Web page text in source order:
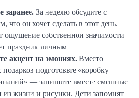
заранее. За неделю обсудите с
что он хочет сделать в этот день.
ощущение собственной значимости
праздник личным.
акцент на эмоциях. Вместо
подарков подготовьте «коробку
— запишите вместе смешные
из жизни и рисунки. Дети запомнят